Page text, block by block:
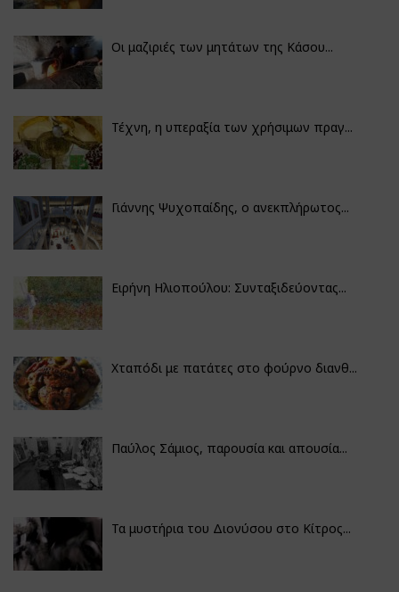
Οι μαζιριές των μητάτων της Κάσου...
Τέχνη, η υπεραξία των χρήσιμων πραγ...
Γιάννης Ψυχοπαίδης, ο ανεκπλήρωτος...
Ειρήνη Ηλιοπούλου: Συνταξιδεύοντας...
Χταπόδι με πατάτες στο φούρνο διανθ...
Παύλος Σάμιος, παρουσία και απουσία...
Τα μυστήρια του Διονύσου στο Κίτρος...